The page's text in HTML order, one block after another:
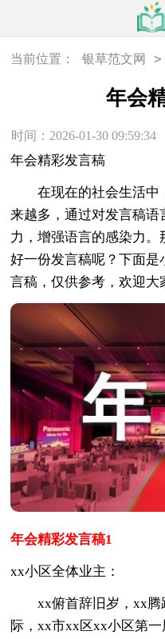
当前位置： 银草范文网 >
年会
时间：2026-01-30 09:59:34
年会精彩发言稿
在现在的社会生活中
来越多，通过对发言稿
力，增强语言的感染力
好一份发言稿呢？下面
言稿，仅供参考，欢迎大
年会精彩发言稿1
xx小区全体业主：
xx俯首辞旧岁，xx腾
际，xx市xx区xx小区第